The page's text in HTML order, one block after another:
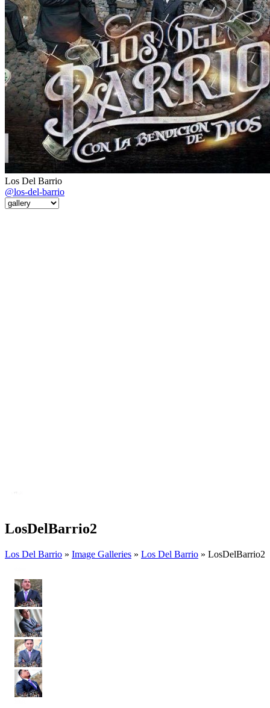
Los Del Barrio
@los-del-barrio
LosDelBarrio2
Los Del Barrio » Image Galleries » Los Del Barrio » LosDelBarrio2